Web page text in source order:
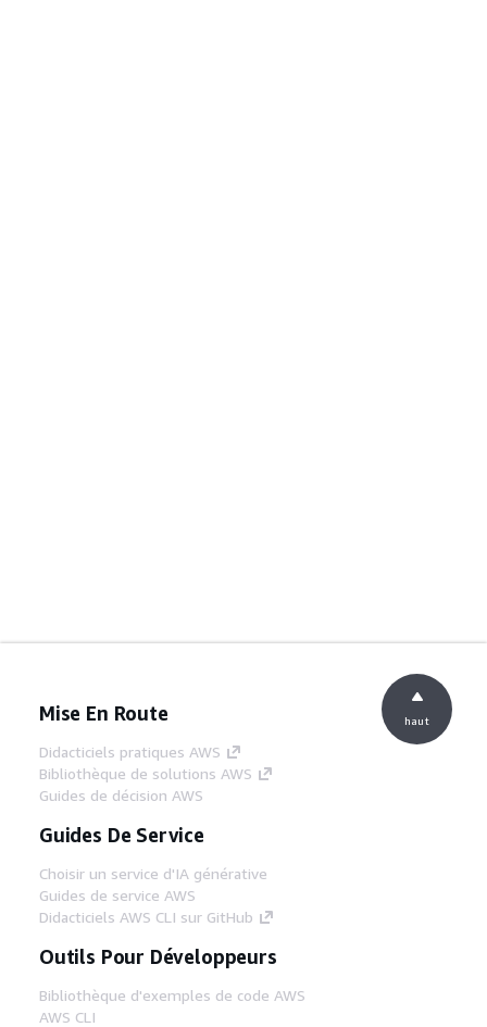
Mise En Route
Didacticiels pratiques AWS
Bibliothèque de solutions AWS
Guides de décision AWS
Guides De Service
Choisir un service d'IA générative
Guides de service AWS
Didacticiels AWS CLI sur GitHub
Outils Pour Développeurs
Bibliothèque d'exemples de code AWS
AWS CLI
haut